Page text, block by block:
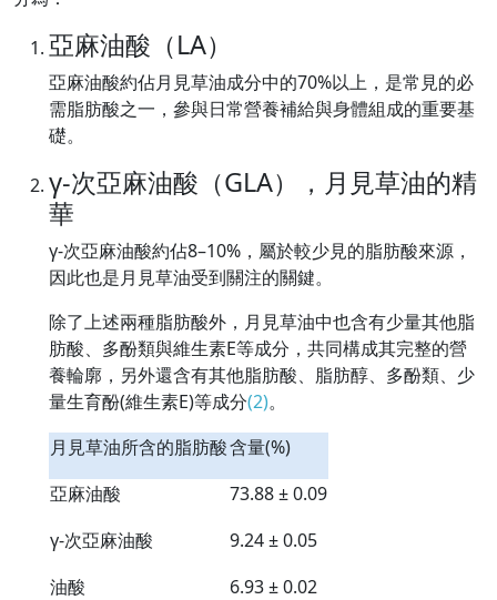
亞麻油酸（LA）
亞麻油酸約佔月見草油成分中的70%以上，是常見的必
需脂肪酸之一，參與日常營養補給與身體組成的重要基
礎。
γ-次亞麻油酸（GLA），月見草油的精
華
γ-次亞麻油酸約佔8–10%，屬於較少見的脂肪酸來源，
因此也是月見草油受到關注的關鍵。
除了上述兩種脂肪酸外，月見草油中也含有少量其他脂
肪酸、多酚類與維生素E等成分，共同構成其完整的營
養輪廓，另外還含有其他脂肪酸、脂肪醇、多酚類、少
量生育酚(維生素E)等成分(2)。
月見草油所含的脂肪酸含量(%)
亞麻油酸
73.88 ± 0.09
γ-次亞麻油酸
9.24 ± 0.05
油酸
6.93 ± 0.02